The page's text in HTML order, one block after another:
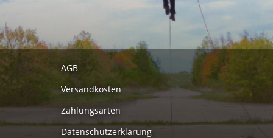
AGB
Versandkosten
Zahlungsarten
Datenschutzerklärung